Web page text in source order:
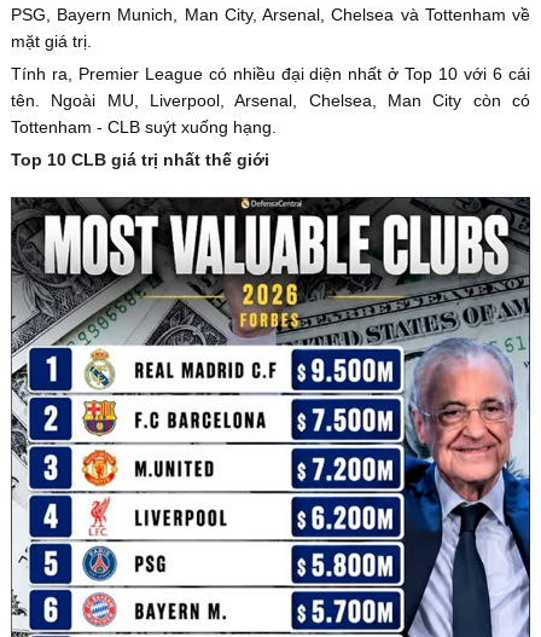
PSG, Bayern Munich, Man City, Arsenal, Chelsea và Tottenham về
mặt giá trị.
Tính ra, Premier League có nhiều đại diện nhất ở Top 10 với 6 cái
tên. Ngoài MU, Liverpool, Arsenal, Chelsea, Man City còn có
Tottenham - CLB suýt xuống hạng.
Top 10 CLB giá trị nhất thế giới